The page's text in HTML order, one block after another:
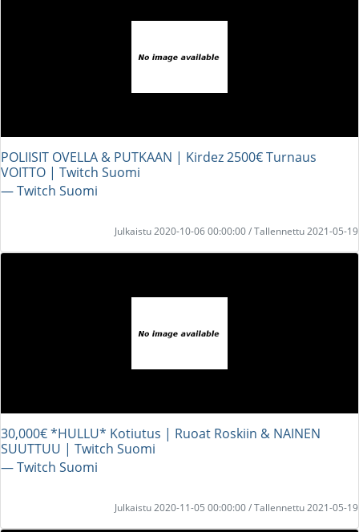
POLIISIT OVELLA & PUTKAAN | Kirdez 2500€ Turnaus
VOITTO | Twitch Suomi
― Twitch Suomi
Julkaistu 2020-10-06 00:00:00 / Tallennettu 2021-05-19
30,000€ *HULLU* Kotiutus | Ruoat Roskiin & NAINEN
SUUTTUU | Twitch Suomi
― Twitch Suomi
Julkaistu 2020-11-05 00:00:00 / Tallennettu 2021-05-19